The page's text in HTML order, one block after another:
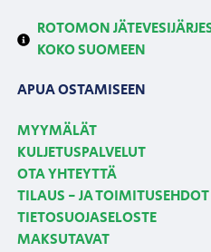
ROTOMON
KOKO SUOMEEN
APUA OSTAMISEEN
MYYMÄLÄT
KULJETUSPALVELUT
OTA YHTEYTTÄ
TILAUS - JA TOIMITUSEHDOT
TIETOSUOJASELOSTE
MAKSUTAVAT